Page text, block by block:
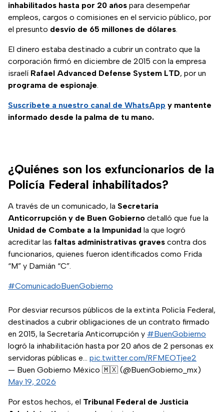
inhabilitados hasta por 20 años para desempeñar
empleos, cargos o comisiones en el servicio público, por
el presunto desvío de 65 millones de dólares.
El dinero estaba destinado a cubrir un contrato que la
corporación firmó en diciembre de 2015 con la empresa
israelí Rafael Advanced Defense System LTD, por un
programa de espionaje.
Suscríbete a nuestro canal de WhatsApp y mantente
informado desde la palma de tu mano.
¿Quiénes son los exfuncionarios de la
Policía Federal inhabilitados?
A través de un comunicado, la Secretaría
Anticorrupción y de Buen Gobierno detalló que fue la
Unidad de Combate a la Impunidad la que logró
acreditar las faltas administrativas graves contra dos
funcionarios, quienes fueron identificados como Frida
“M” y Damián “C”.
#ComunicadoBuenGobierno
Por desviar recursos públicos de la extinta Policía Federal,
destinados a cubrir obligaciones de un contrato firmado
en 2015, la Secretaría Anticorrupción y #BuenGobierno
logró la inhabilitación hasta por 20 años de 2 personas ex
servidoras públicas e… pic.twitter.com/RFMEOTjee2
— Buen Gobierno México 🇲🇽 (@BuenGobierno_mx)
May 19, 2026
Por estos hechos, el Tribunal Federal de Justicia